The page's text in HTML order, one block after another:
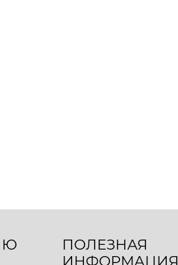
ПОЛЕЗНАЯ
ИНФОРМАЦИЯ